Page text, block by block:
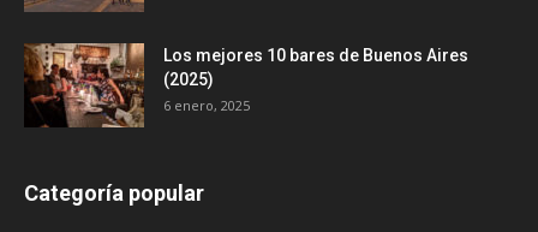
Los mejores 10 bares de Buenos Aires
(2025)
6 enero, 2025
Categoría popular